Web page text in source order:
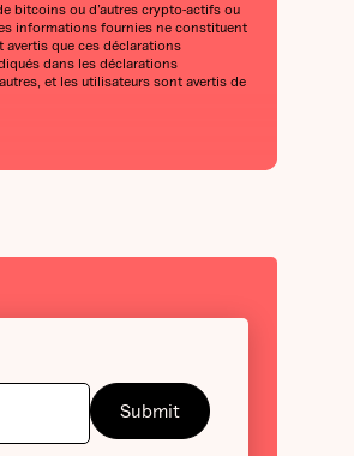
bitcoins ou d’autres crypto-actifs ou
informations fournies ne constituent
que ces déclarations
dans les déclarations
et les utilisateurs sont avertis de